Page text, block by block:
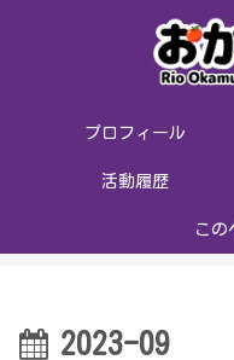
プロフィール
活動履歴
この
2023-09